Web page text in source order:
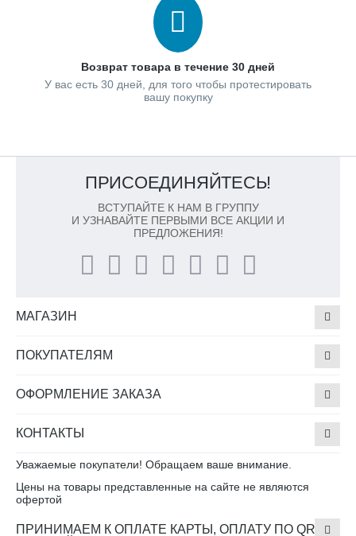
Возврат товара в течение 30 дней
У вас есть 30 дней, для того чтобы протестировать
вашу покупку
ПРИСОЕДИНЯЙТЕСЬ!
ВСТУПАЙТЕ К НАМ В ГРУППУ
И УЗНАВАЙТЕ ПЕРВЫМИ ВСЕ АКЦИИ И
ПРЕДЛОЖЕНИЯ!
МАГАЗИН
ПОКУПАТЕЛЯМ
ОФОРМЛЕНИЕ ЗАКАЗА
КОНТАКТЫ
Уважаемые покупатели! Обращаем ваше внимание.
Цены на товары представленные на сайте не являются
офертой
ПРИНИМАЕМ К ОПЛАТЕ КАРТЫ, ОПЛАТУ ПО QR